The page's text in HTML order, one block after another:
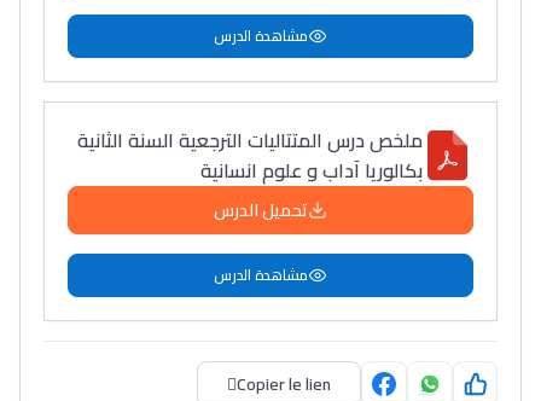
مشاهدة الدرس
ملخص درس المتتاليات الترجعية السنة الثانية
بكالوريا آداب و علوم انسانية
تحميل الدرس
مشاهدة الدرس
Copier le lien